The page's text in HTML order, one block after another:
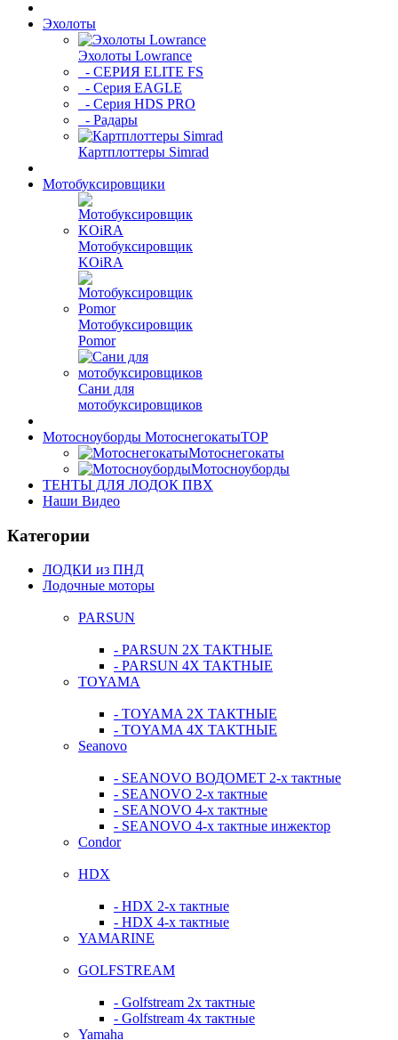
Эхолоты
Эхолоты Lowrance
- СЕРИЯ ELITE FS
- Серия EAGLE
- Серия HDS PRO
- Радары
Картплоттеры Simrad
Мотобуксировщики
Мотобуксировщик
KOiRA
Мотобуксировщик
Pomor
Сани для
мотобуксировщиков
Мотосноуборды МотоснегокатыTOP
Мотоснегокаты
Мотосноуборды
ТЕНТЫ ДЛЯ ЛОДОК ПВХ
Наши Видео
Категории
ЛОДКИ из ПНД
Лодочные моторы
PARSUN
- PARSUN 2Х ТАКТНЫЕ
- PARSUN 4Х ТАКТНЫЕ
TOYAMA
- TOYAMA 2Х ТАКТНЫЕ
- TOYAMA 4Х ТАКТНЫЕ
Seanovo
- SEANOVO ВОДОМЕТ 2-х тактные
- SEANOVO 2-х тактные
- SEANOVO 4-х тактные
- SEANOVO 4-х тактные инжектор
Condor
HDX
- HDX 2-х тактные
- HDX 4-х тактные
YAMARINE
GOLFSTREAM
- Golfstream 2х тактные
- Golfstream 4х тактные
Yamaha